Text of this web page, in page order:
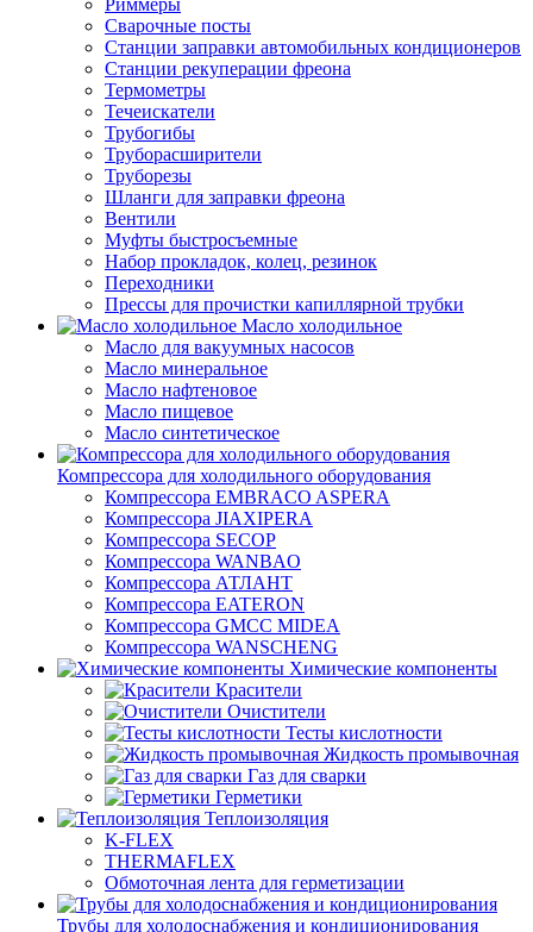
Риммеры
Сварочные посты
Станции заправки автомобильных кондиционеров
Станции рекуперации фреона
Термометры
Течеискатели
Трубогибы
Труборасширители
Труборезы
Шланги для заправки фреона
Вентили
Муфты быстросъемные
Набор прокладок, колец, резинок
Переходники
Прессы для прочистки капиллярной трубки
Масло холодильное
Масло для вакуумных насосов
Масло минеральное
Масло нафтеновое
Масло пищевое
Масло синтетическое
Компрессора для холодильного оборудования
Компрессора EMBRACO ASPERA
Компрессора JIAXIPERA
Компрессора SECOP
Компрессора WANBAO
Компрессора АТЛАНТ
Компрессора EATERON
Компрессора GMCC MIDEA
Компрессора WANSCHENG
Химические компоненты
Красители
Очистители
Тесты кислотности
Жидкость промывочная
Газ для сварки
Герметики
Теплоизоляция
K-FLEX
THERMAFLEX
Обмоточная лента для герметизации
Трубы для холодоснабжения и кондиционирования